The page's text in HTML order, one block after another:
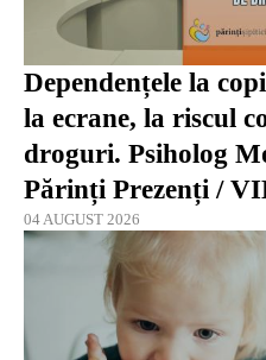
Dependențele la
la ecrane, la riscul
droguri. Psiholog
Părinți Prezenți /
04 AUGUST 2026